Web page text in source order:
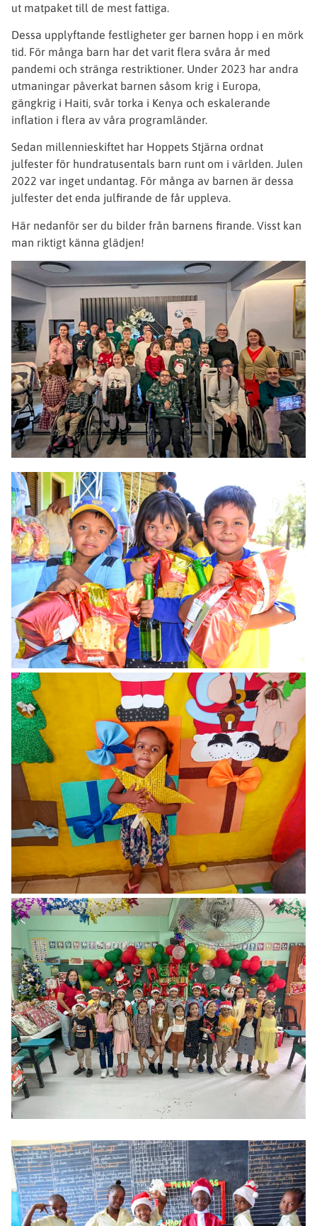
ut matpaket till de mest fattiga.
Dessa upplyftande festligheter ger barnen hopp i en mörk
tid. För många barn har det varit flera svåra år med
pandemi och stränga restriktioner. Under 2023 har andra
utmaningar påverkat barnen såsom krig i Europa,
gängkrig i Haiti, svår torka i Kenya och eskalerande
inflation i flera av våra programländer.
Sedan millennieskiftet har Hoppets Stjärna ordnat
julfester för hundratusentals barn runt om i världen. Julen
2022 var inget undantag. För många av barnen är dessa
julfester det enda julfirande de får uppleva.
Här nedanför ser du bilder från barnens firande. Visst kan
man riktigt känna glädjen!